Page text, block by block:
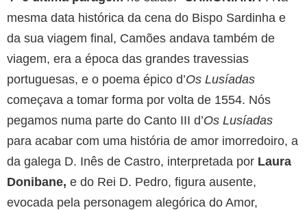
mesma data histórica da cena do Bispo Sardinha e
da sua viagem final, Camões andava também de
viagem, era a época das grandes travessias
portuguesas, e o poema épico d’Os Lusíadas
começava a tomar forma por volta de 1554. Nós
pegamos numa parte do Canto III d’Os Lusíadas
para acabar com uma história de amor imorredoiro, a
da galega D. Inês de Castro, interpretada por Laura
Donibane, e do Rei D. Pedro, figura ausente,
evocada pela personagem alegórica do Amor,